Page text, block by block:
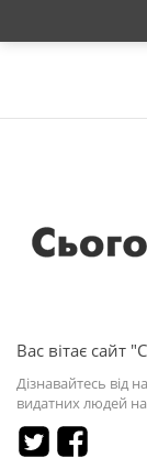
Вас вітає сайт
Дізнавайтесь від
видатних людей